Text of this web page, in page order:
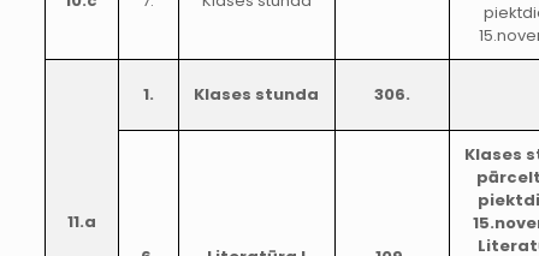
11.a
1. Klases stunda 306.
Klases